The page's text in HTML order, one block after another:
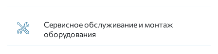
Сервисное обслуживание и монтаж
оборудования